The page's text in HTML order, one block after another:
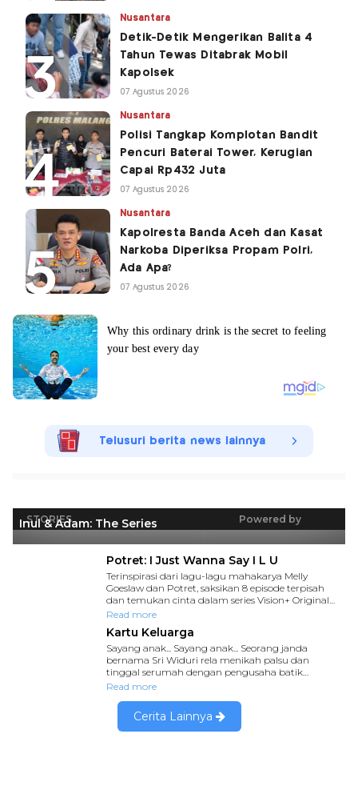
Nusantara
Detik-Detik Mengerikan Balita 4
Tahun Tewas Ditabrak Mobil
Kapolsek
07 Agustus 2026
Nusantara
Polisi Tangkap Komplotan Bandit
Pencuri Baterai Tower, Kerugian
Capai Rp432 Juta
07 Agustus 2026
Nusantara
Kapolresta Banda Aceh dan Kasat
Narkoba Diperiksa Propam Polri,
Ada Apa?
07 Agustus 2026
Telusuri berita news lainnya